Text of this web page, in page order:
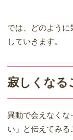
では、どのように
していきます。
寂しくなる
異動で会えなくな
い」と伝えてみる